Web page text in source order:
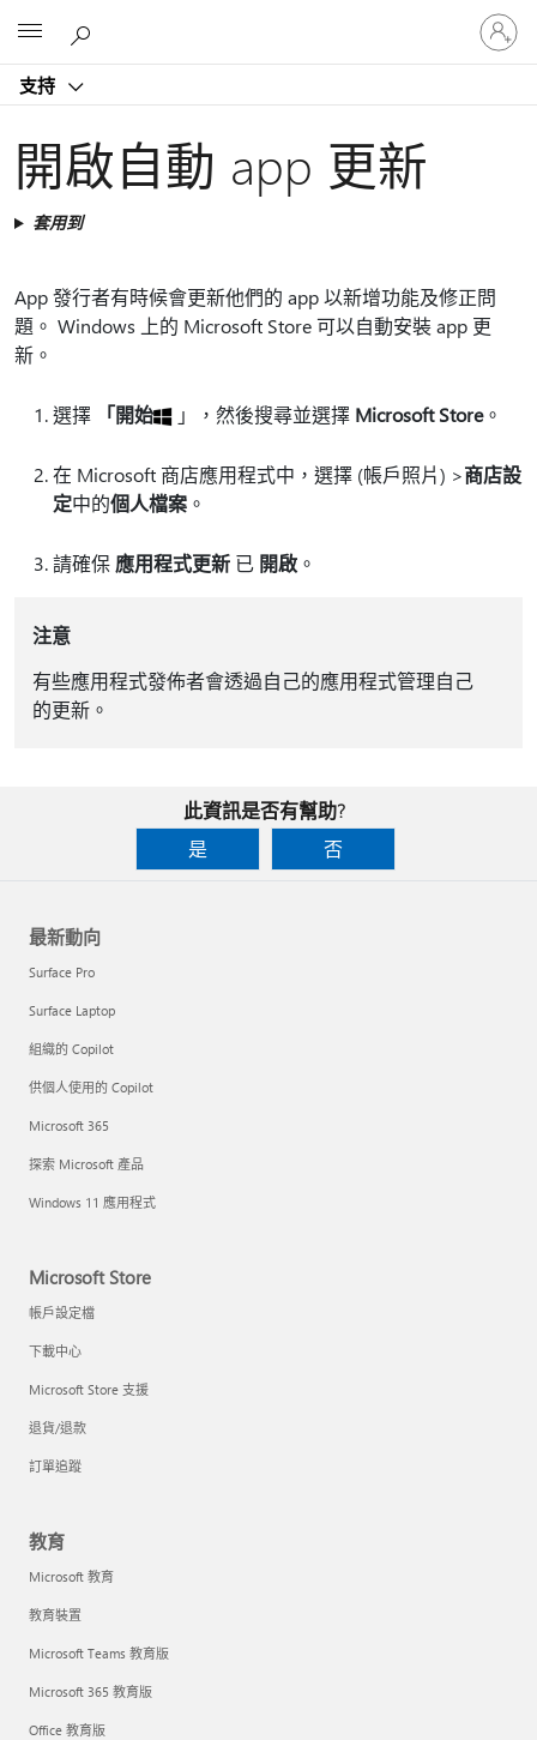
支持
登
入
您
開啟自動 app 更新
套用到
App 發行者有時候會更新他們的 app 以新增功能及修正問
題。 Windows 上的 Microsoft Store 可以自動安裝 app 更
新。
選擇 「開始 」，然後搜尋並選擇 Microsoft Store。
在 Microsoft 商店應用程式中，選擇 (帳戶照片) >商店設
定中的個人檔案 。
請確保 應用程式更新 已 開啟 。
注意
有些應用程式發佈者會透過自己的應用程式管理自己
的更新。
此資訊是否有幫助?
是
否
最新動向
Surface Pro
Surface Laptop
組織的 Copilot
供個人使用的 Copilot
Microsoft 365
探索 Microsoft 產品
Windows 11 應用程式
Microsoft Store
帳戶設定檔
下載中心
Microsoft Store 支援
退貨/退款
訂單追蹤
教育
Microsoft 教育
教育裝置
Microsoft Teams 教育版
Microsoft 365 教育版
Office 教育版